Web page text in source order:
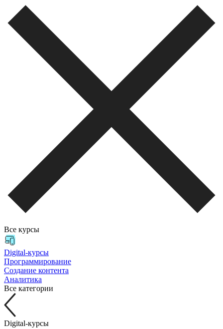
Все курсы
Digital-курсы
Программирование
Создание контента
Аналитика
Все категории
Digital-курсы